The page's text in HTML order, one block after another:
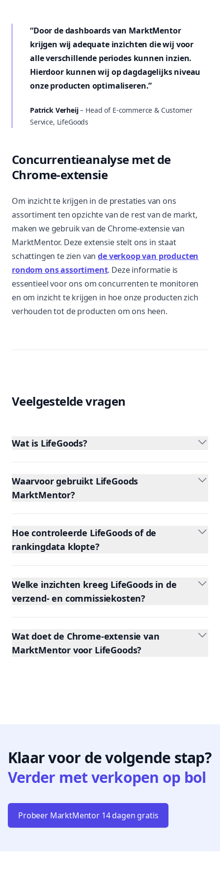
“Door de dashboards van MarktMentor
krijgen wij adequate inzichten die wij voor
alle verschillende periodes kunnen inzien.
Hierdoor kunnen wij op dagdagelijks niveau
onze producten optimaliseren.”
Patrick Verheij– Head of E-commerce & Customer
Service, LifeGoods
Concurrentieanalyse met de
Chrome-extensie
Om inzicht te krijgen in de prestaties van ons
assortiment ten opzichte van de rest van de markt,
maken we gebruik van de Chrome-extensie van
MarktMentor. Deze extensie stelt ons in staat
schattingen te zien vande verkoop van producten
rondom ons assortiment. Deze informatie is
essentieel voor ons om concurrenten te monitoren
en om inzicht te krijgen in hoe onze producten zich
verhouden tot de producten om ons heen.
Veelgestelde vragen
Wat is LifeGoods?
Waarvoor gebruikt LifeGoods
MarktMentor?
Hoe controleerde LifeGoods of de
rankingdata klopte?
Welke inzichten kreeg LifeGoods in de
verzend- en commissiekosten?
Wat doet de Chrome-extensie van
MarktMentor voor LifeGoods?
Klaar voor de volgende stap?
Verder met verkopen op bol
Probeer MarktMentor 14 dagen gratis